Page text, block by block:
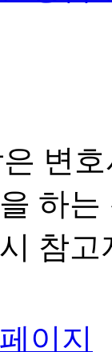
이지